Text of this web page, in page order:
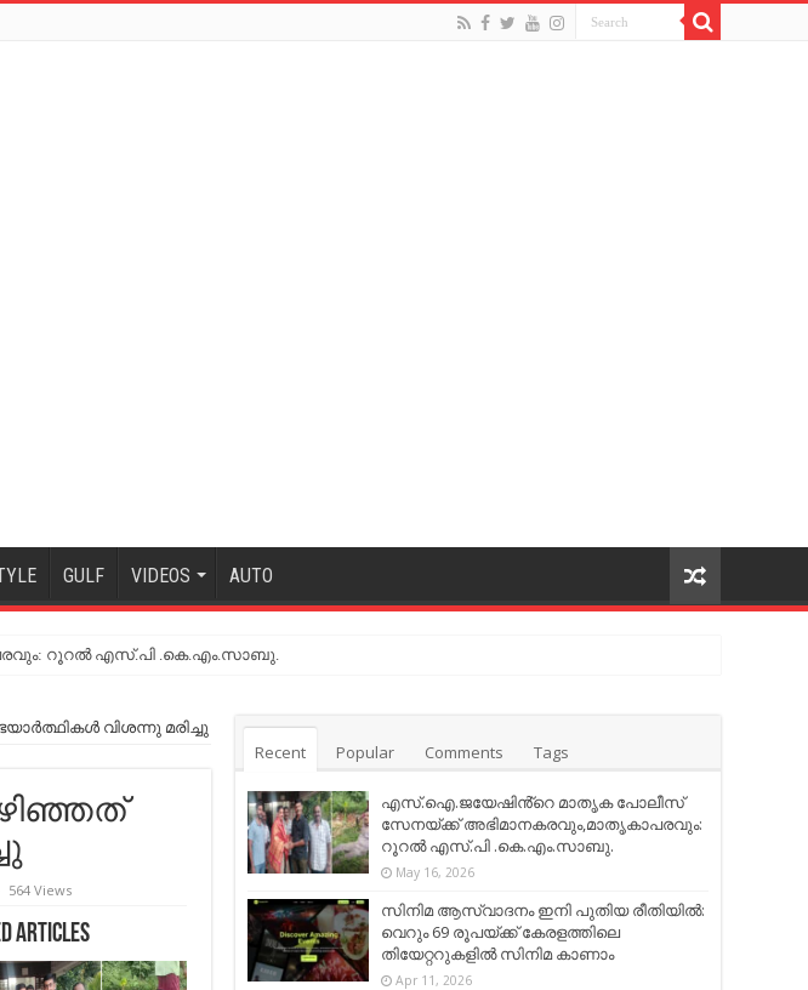
GULF VIDEOS AUTO
റൂറൽ എസ്.പി .കെ.എം.സാബു.
റൂറൽ എസ്.പി .കെ.എം.സാബു.
വിശന്നു മരിച്ചു
564 Views
Articles
Recent Popular Comments Tags
എസ്.ഐ.ജയേഷിൻ്റെ മാതൃക പോലീസ്
സേനയ്ക്ക് അഭിമാനകരവും,മാതൃകാപരവും:
റൂറൽ എസ്.പി .കെ.എം.സാബു.
May 16, 2026
സിനിമ ആസ്വാദനം ഇനി പുതിയ രീതിയിൽ:
വെറും 69 രൂപയ്ക്ക് കേരളത്തിലെ
തിയേറ്ററുകളിൽ സിനിമ കാണാം
Apr 11, 2026